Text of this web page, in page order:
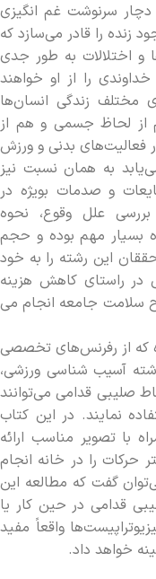
دچار سرنوشت غم انگيزي
زنده را قادر مي‌­سازد که
و اختلالات به طور جدي
را از او خواهند
مختلف زندگي انسان‌­ها
از لحاظ جسمي و هم از
فعاليت­‌هاي بدني و ورزش
به همان نسبت نيز
و صدمات بويژه در
علل وقوع‌، نحوه
بسيار مهم بوده و حجم
اين رشته را به خود
در راستاي کاهش هزينه­‌
سلامت جامعه انجام مي­‌
از رفرنس­‌های تخصصی
آسیب شناسی ورزشی،
صلیبی قدامی می‌­توانند
نمایند. در این کتاب
با تصویر مناسب ارائه
را در خانه انجام
گفت که مطالعه این
قدامی در حین کار یا
واقعاً مفید
خواهد داد.